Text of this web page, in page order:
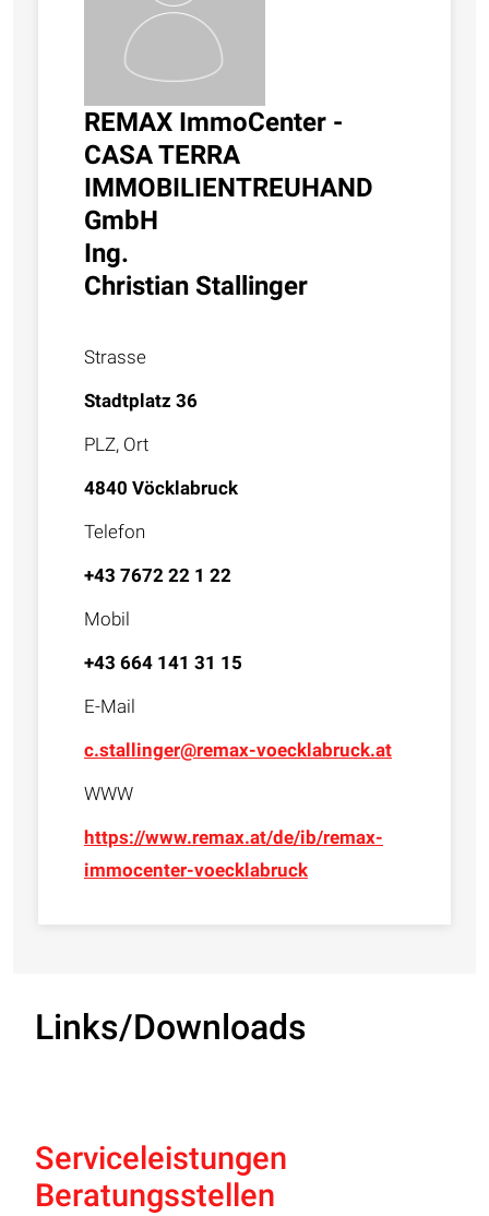
REMAX ImmoCenter -
CASA TERRA
IMMOBILIENTREUHAND
GmbH
Ing.
Christian Stallinger
Strasse
Stadtplatz 36
PLZ, Ort
4840 Vöcklabruck
Telefon
+43 7672 22 1 22
Mobil
+43 664 141 31 15
E-Mail
c.stallinger@remax-voecklabruck.at
WWW
https://www.remax.at/de/ib/remax-
immocenter-voecklabruck
Links/Downloads
Serviceleistungen
Beratungsstellen